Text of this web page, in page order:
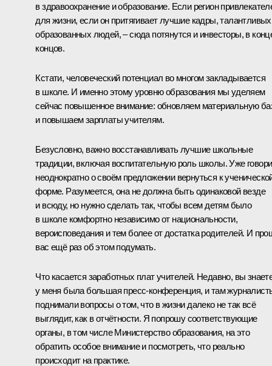
в здравоохранение и образование. Если регион
для жизни, если он притягивает лучшие кадры,
образованных людей, – сюда потянутся и инвесторы, в
концов.
Кстати, человеческий потенциал во многом закладывается
в школе. И именно этому уровню образования мы уделяем
сейчас повышенное внимание: обновляем материальную
и повышаем зарплаты учителям.
Безусловно, важно восстанавливать лучшие школьные
традиции, включая воспитательную роль школы. Уже
неоднократно о своём предложении вернуться к
форме. Разумеется, она не должна быть одинаковой везде
и всюду, но нужно сделать так, чтобы всем детям было
в школе комфортно независимо от национальности,
вероисповедания и тем более от достатка родителей. И
вас ещё раз об этом подумать.
Что касается заработных плат учителей. Недавно, вы
у меня была большая пресс-конференция, и там
поднимали вопросы о том, что в жизни далеко не так всё
выглядит, как в отчётности. Я попрошу соответствующие
органы, в том числе Министерство образования, на это
обратить особое внимание и посмотреть, что реально
происходит на практике.